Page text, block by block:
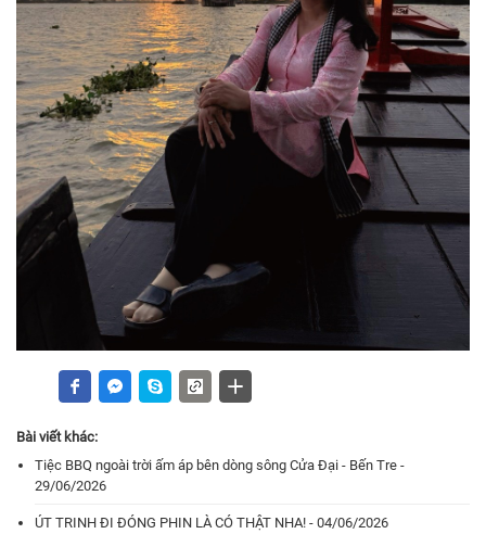
Bài viết khác:
Tiệc BBQ ngoài trời ấm áp bên dòng sông Cửa Đại - Bến Tre -
29/06/2026
ÚT TRINH ĐI ĐÓNG PHIN LÀ CÓ THẬT NHA! - 04/06/2026